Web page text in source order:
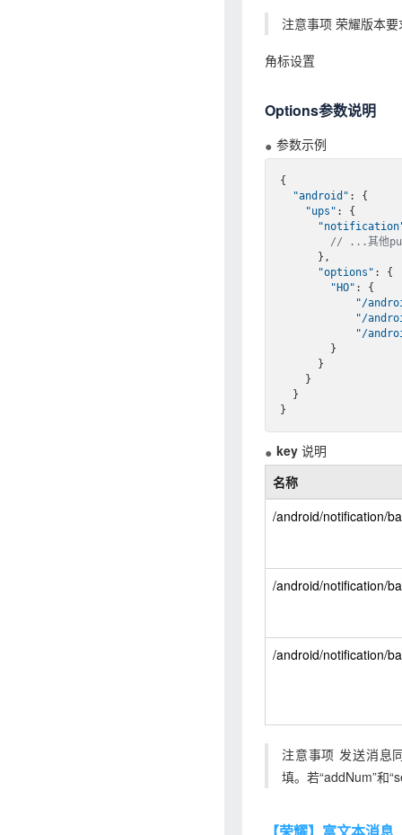
注意事项 荣耀版本
角标设置
Options参数说明
参数示例
{
"android" : {
"ups" : {
// ...其他
"options" : {
"HO" : {
"/
"/
"/
key 说明
名称
/android/notification/
/android/notification/
/android/notification/
注意事项 发送消息
填。若“addNum”和